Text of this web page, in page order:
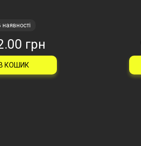
наявності
грн
В КОШИК